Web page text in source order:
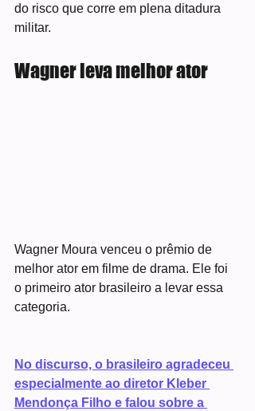
do risco que corre em plena ditadura
militar.
Wagner leva melhor ator
Wagner Moura venceu o prêmio de
melhor ator em filme de drama. Ele foi
o primeiro ator brasileiro a levar essa
categoria.
No discurso, o brasileiro agradeceu
especialmente ao diretor Kleber
Mendonça Filho e falou sobre a